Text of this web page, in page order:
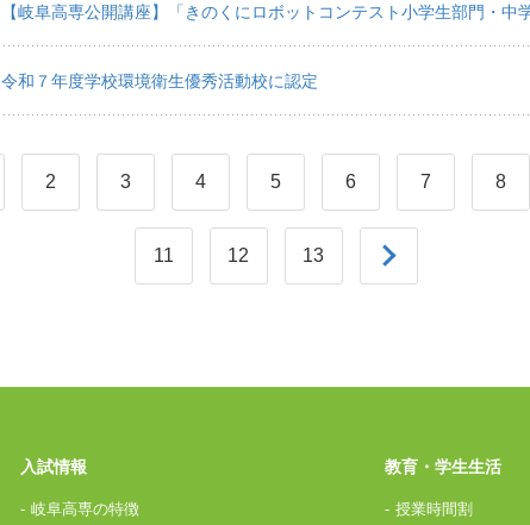
【岐阜高専公開講座】「きのくにロボットコンテスト小学生部門・中
令和７年度学校環境衛生優秀活動校に認定
2 3 4 5 6 7 8
11 12 13
入試情報
岐阜高専の特徴
教育・学生生活
授業時間割